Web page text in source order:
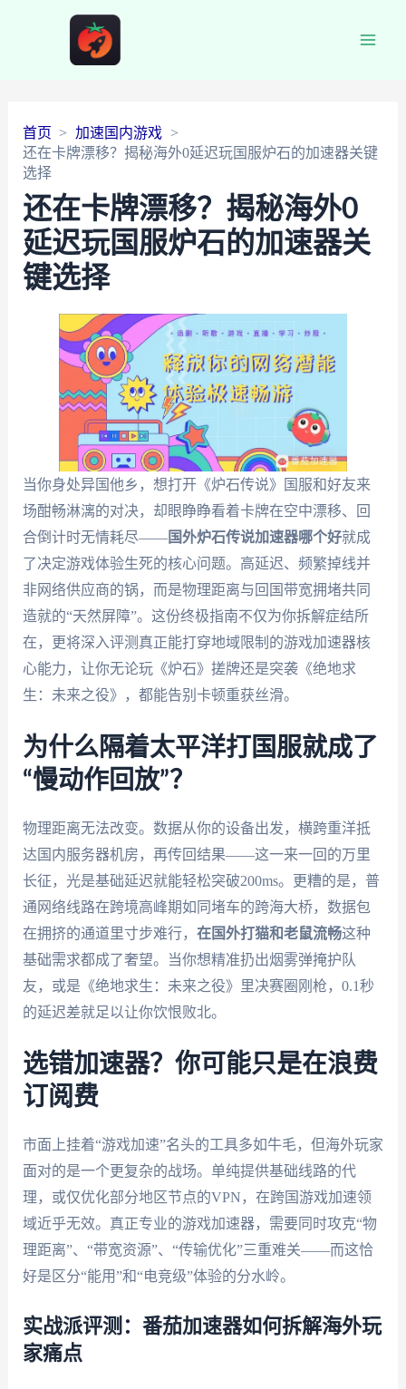
首页
加速国内游戏
还在卡牌漂移？揭秘海外0延迟玩国服炉石的加速器关键
选择
还在卡牌漂移？揭秘海外0
延迟玩国服炉石的加速器关
键选择
当你身处异国他乡，想打开《炉石传说》国服和好友来
场酣畅淋漓的对决，却眼睁睁看着卡牌在空中漂移、回
合倒计时无情耗尽——国外炉石传说加速器哪个好就成
了决定游戏体验生死的核心问题。高延迟、频繁掉线并
非网络供应商的锅，而是物理距离与回国带宽拥堵共同
造就的“天然屏障”。这份终极指南不仅为你拆解症结所
在，更将深入评测真正能打穿地域限制的游戏加速器核
心能力，让你无论玩《炉石》搓牌还是突袭《绝地求
生：未来之役》，都能告别卡顿重获丝滑。
为什么隔着太平洋打国服就成了
“慢动作回放”？
物理距离无法改变。数据从你的设备出发，横跨重洋抵
达国内服务器机房，再传回结果——这一来一回的万里
长征，光是基础延迟就能轻松突破200ms。更糟的是，普
通网络线路在跨境高峰期如同堵车的跨海大桥，数据包
在拥挤的通道里寸步难行， 在国外打猫和老鼠流畅这种
基础需求都成了奢望。当你想精准扔出烟雾弹掩护队
友，或是《绝地求生：未来之役》里决赛圈刚枪，0.1秒
的延迟差就足以让你饮恨败北。
选错加速器？你可能只是在浪费
订阅费
市面上挂着“游戏加速”名头的工具多如牛毛，但海外玩家
面对的是一个更复杂的战场。单纯提供基础线路的代
理，或仅优化部分地区节点的VPN，在跨国游戏加速领
域近乎无效。真正专业的游戏加速器，需要同时攻克“物
理距离”、“带宽资源”、“传输优化”三重难关——而这恰
好是区分“能用”和“电竞级”体验的分水岭。
实战派评测：番茄加速器如何拆解海外玩
家痛点